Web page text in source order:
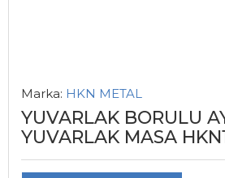
Marka: HKN METAL
YUVARLAK BORULU
YUVARLAK MASA